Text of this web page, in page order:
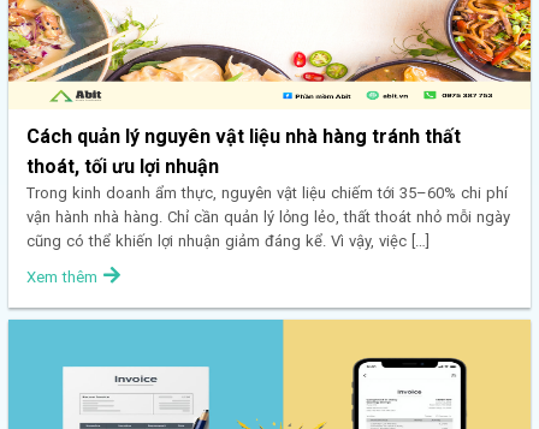
Cách quản lý nguyên vật liệu nhà hàng tránh thất
thoát, tối ưu lợi nhuận
Trong kinh doanh ẩm thực, nguyên vật liệu chiếm tới 35–60% chi phí
vận hành nhà hàng. Chỉ cần quản lý lỏng lẻo, thất thoát nhỏ mỗi ngày
cũng có thể khiến lợi nhuận giảm đáng kể. Vì vậy, việc […]
Xem thêm